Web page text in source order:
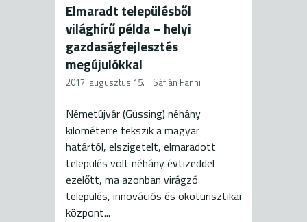
Elmaradt településből
világhírű példa – helyi
gazdaságfejlesztés
megújulókkal
2017. augusztus 15. Sáfián Fanni
Németújvár (Güssing) néhány
kilométerre fekszik a magyar
határtól, elszigetelt, elmaradott
település volt néhány évtizeddel
ezelőtt, ma azonban virágzó
település, innovációs és ökoturisztikai
központ...